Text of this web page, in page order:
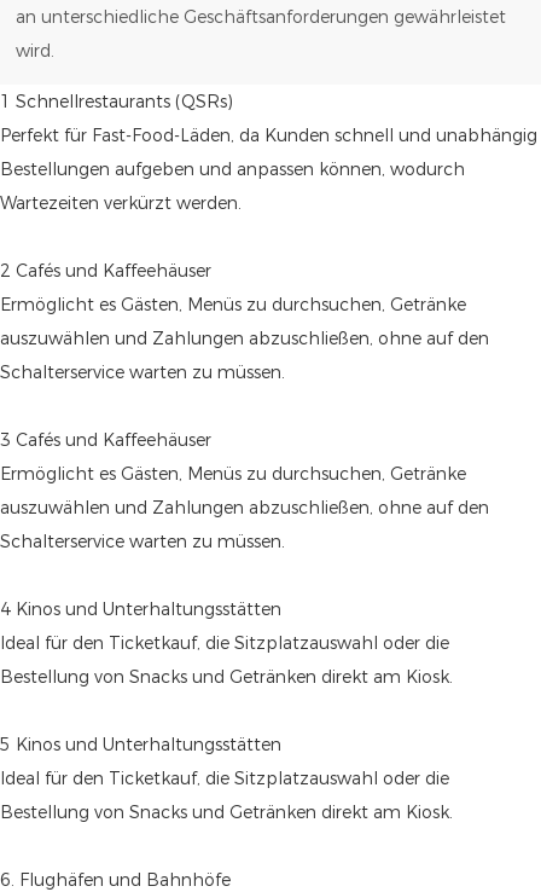
an unterschiedliche Geschäftsanforderungen gewährleistet
wird.
1 Schnellrestaurants (QSRs)
Perfekt für Fast-Food-Läden, da Kunden schnell und unabhängig
Bestellungen aufgeben und anpassen können, wodurch
Wartezeiten verkürzt werden.
2 Cafés und Kaffeehäuser
Ermöglicht es Gästen, Menüs zu durchsuchen, Getränke
auszuwählen und Zahlungen abzuschließen, ohne auf den
Schalterservice warten zu müssen.
3 Cafés und Kaffeehäuser
Ermöglicht es Gästen, Menüs zu durchsuchen, Getränke
auszuwählen und Zahlungen abzuschließen, ohne auf den
Schalterservice warten zu müssen.
4 Kinos und Unterhaltungsstätten
Ideal für den Ticketkauf, die Sitzplatzauswahl oder die
Bestellung von Snacks und Getränken direkt am Kiosk.
5 Kinos und Unterhaltungsstätten
Ideal für den Ticketkauf, die Sitzplatzauswahl oder die
Bestellung von Snacks und Getränken direkt am Kiosk.
6. Flughäfen und Bahnhöfe